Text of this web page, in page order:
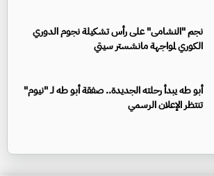
نجم "النشامى" على رأس تشكيلة نجوم الدوري
الكوري لمواجهة مانشستر سيتي
أبو طه يبدأ رحلته الجديدة.. صفقة أبو طه لـ "نيوم"
تنتظر الإعلان الرسمي